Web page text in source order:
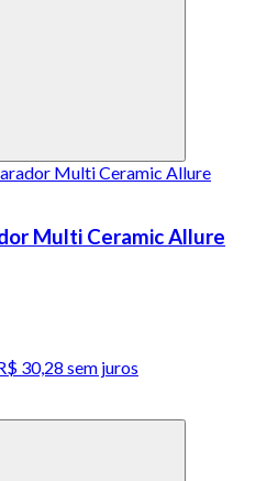
Multi Ceramic Allure
30,28 sem juros